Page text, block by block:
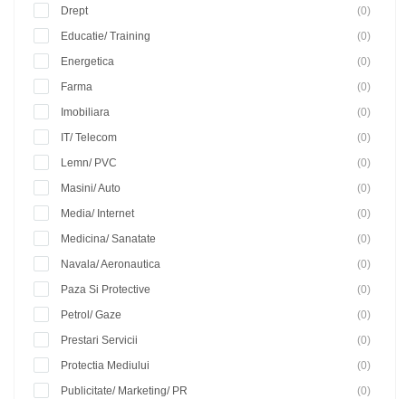
Drept
(0)
Educatie/ Training
(0)
Energetica
(0)
Farma
(0)
Imobiliara
(0)
IT/ Telecom
(0)
Lemn/ PVC
(0)
Masini/ Auto
(0)
Media/ Internet
(0)
Medicina/ Sanatate
(0)
Navala/ Aeronautica
(0)
Paza Si Protective
(0)
Petrol/ Gaze
(0)
Prestari Servicii
(0)
Protectia Mediului
(0)
Publicitate/ Marketing/ PR
(0)